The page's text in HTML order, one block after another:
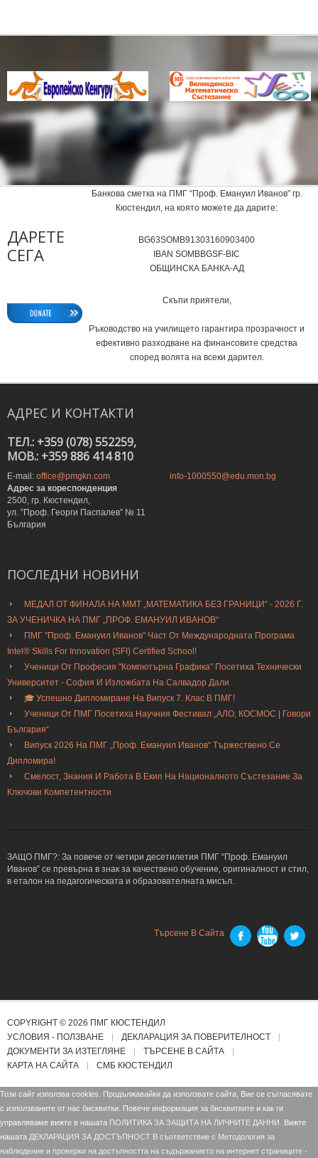
ДАРЕТЕ
СЕГА
Банкова сметка на ПМГ “Проф. Емануил Иванов” гр.
Кюстендил, на която можете да дарите:
BG63SOMB91303160903400
IВAN SOMBBGSF-BIC
ОБЩИНСКА БАНКА-АД
Скъпи приятели,
Ръководство на училището гарантира прозрачност и
ефективно разходване на финансовите средства
според волята на всеки дарител.
АДРЕС И КОНТАКТИ
ТЕЛ.: +359 (078) 552259,
MOB.: +359 886 414 810
E-mail: office@pmgkn.com
info-1000550@edu.mon.bg
Адрес за кореспонденция
2500, гр. Кюстендил,
ул. ”Проф. Георги Паспалев” № 11
България
ПОСЛЕДНИ НОВИНИ
МЕДАЛ ОТ ФИНАЛА НА ММТ „МАТЕМАТИКА БЕЗ ГРАНИЦИ“ - 2026 Г.
ЗА УЧЕНИЧКА НА ПМГ „ПРОФ. ЕМАНУИЛ ИВАНОВ“
ПМГ "Проф. Емануил Иванов" Част От Международната Програма
Intel® Skills For Innovation (SFI) Certified School!
Ученици От Професия "Компютърна Графика" Посетиха Технически
Университет - София И Изложбата На Салвадор Дали
🎓 Успешно Дипломиране На Випуск 7. Клас В ПМГ!
Ученици От ПМГ Посетиха Научния Фестивал „АЛО, КОСМОС | Говори
България“
Випуск 2026 На ПМГ „Проф. Емануил Иванов“ Тържествено Се
Дипломира!
Смелост, Знания И Работа В Екип На Националното Състезание За
Ключови Компетентности
ЗАЩО ПМГ?: За повече от четири десетилетия ПМГ “Проф. Емануил
Иванов” се превърна в знак за качествено обучение, оригиналност и стил,
в еталон на педагогическата и образователната мисъл.
Търсене В Сайта
COPYRIGHT © 2026 ПМГ КЮСТЕНДИЛ
УСЛОВИЯ - ПОЛЗВАНЕ
ДЕКЛАРАЦИЯ ЗА ПОВЕРИТЕЛНОСТ
ДОКУМЕНТИ ЗА ИЗТЕГЛЯНЕ
ТЪРСЕНЕ В САЙТА
КАРТА НА САЙТА
СМБ КЮСТЕНДИЛ
Този сайт използва cookies. Продължавайки да използвате сайта, Вие се съгласявате
с използваните от нас бисквитки. Повече информация за бисквитките и как ги
управляваме вижте в нашата ПОЛИТИКА ЗА ЗАЩИТА НА ЛИЧНИТЕ ДАННИ.
Вижте
нашата ДЕКЛАРАЦИЯ ЗА ДОСТЪПНОСТ В съответствие с Mетодология за
наблюдение и проверки на достъпността на съдържанието на интернет страниците -